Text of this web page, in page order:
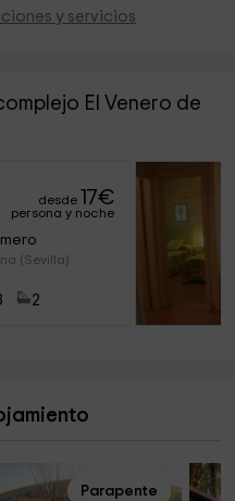
y servicios
El Venero de
desde 17€
persona y noche
(Sevilla)
2
Parapente